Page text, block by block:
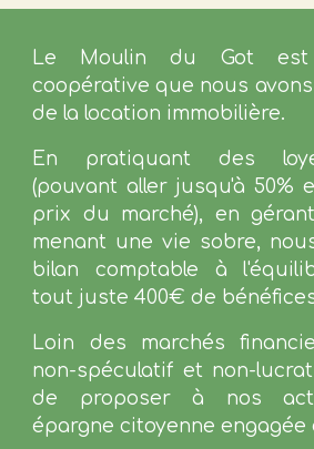
Le Moulin du Got est
coopérative que nous
de la location immobilière.
En pratiquant des
(pouvant aller jusqu'à 50%
prix du marché), en
menant une vie sobre,
bilan comptable à
tout juste 400€ de
Loin des marchés
non-spéculatif et non-
de proposer à nos
épargne citoyenne engagée